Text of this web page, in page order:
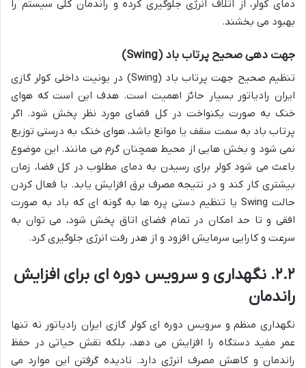
دمای کولر، از اتلاف انرژی جلوگیری کرده و راندمان کلی سیستم را
بهبود می بخشند.
جهت دهی صحیح پرتاب باد (Swing)
تنظیم صحیح جهت پرتاب باد (Swing) در یونیت داخلی کولر گازی
ایران رادیاتور بسیار حائز اهمیت است. هدف این است که هوای
خنک به صورت یکنواخت در کل فضای مورد نظر پخش شود. اگر
پرتاب باد به سمت سقف یا موانع باشد، هوای خنک به درستی توزیع
نمی شود و بخش هایی از محیط همچنان گرم می مانند. این موضوع
باعث می شود کولر برای رسیدن به دمای مطلوب در کل فضا، زمان
بیشتری کار کند و در نتیجه مصرف برق افزایش یابد. با فعال کردن
حالت Swing یا تنظیم دستی پره ها به گونه ای که باد به صورت
افقی و تا حد امکان در تمام فضای اتاق پخش شود، می توان به
سرعت و کارایی سرمایش افزود و از هدر رفت انرژی جلوگیری کرد.
۲.۲. نگهداری و سرویس دوره ای برای افزایش
راندمان
نگهداری منظم و سرویس دوره ای کولر گازی ایران رادیاتور نه تنها
عمر مفید دستگاه را افزایش می دهد، بلکه نقش حیاتی در حفظ
راندمان و کاهش مصرف انرژی دارد. نادیده گرفتن این موارد می